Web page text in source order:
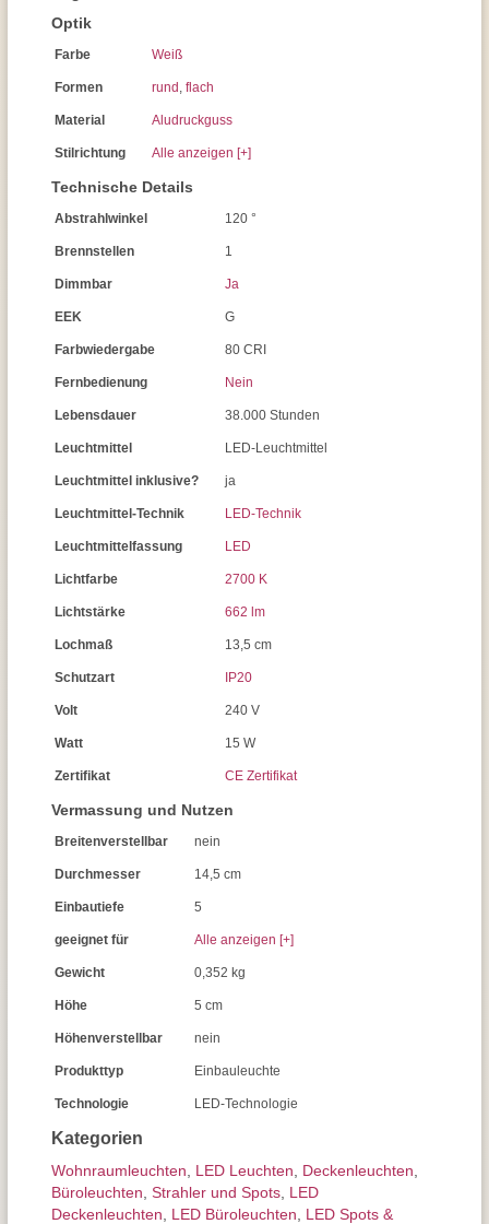
Kategorien
Wohnraum­leuchten LED Leuchten Decken­leuchten
Büroleuchten Strahler und Spots LED
Deckenleuchten
LED Büroleuchten
LED Spots &
Optik
Farbe Weiß
Formen rund , flach
Material Aludruckguss
Stilrichtung Alle anzeigen [+]
Technische Details
Abstrahlwinkel 120 °
Brennstellen 1
Dimmbar Ja
EEK G
Farbwiedergabe 80 CRI
Fernbedienung Nein
Lebensdauer 38.000 Stunden
Leuchtmittel LED-Leuchtmittel
Leuchtmittel inklusive? ja
Leuchtmittel-Technik LED-Technik
Leuchtmittelfassung LED
Lichtfarbe 2700 K
Lichtstärke 662 lm
Lochmaß 13,5 cm
Schutzart IP20
Volt 240 V
Watt 15 W
Zertifikat CE Zertifikat
Vermassung und Nutzen
Breitenverstellbar nein
Durchmesser 14,5 cm
Einbautiefe 5
geeignet für Alle anzeigen [+]
Gewicht 0,352 kg
Höhe 5 cm
Höhenverstellbar nein
Produkttyp Einbauleuchte
Technologie LED-Technologie